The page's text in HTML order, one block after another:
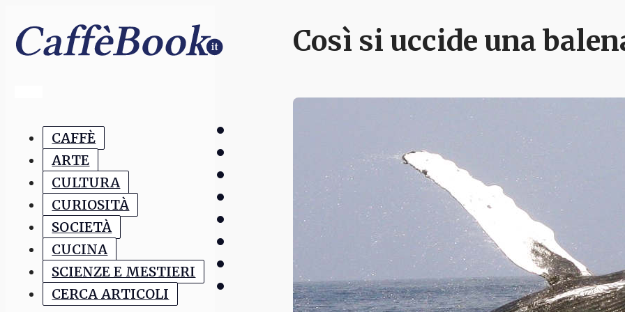
CAFFÈ
ARTE
CULTURA
CURIOSITÀ
SOCIETÀ
CUCINA
SCIENZE E MESTIERI
CERCA ARTICOLI
Così si uccide una